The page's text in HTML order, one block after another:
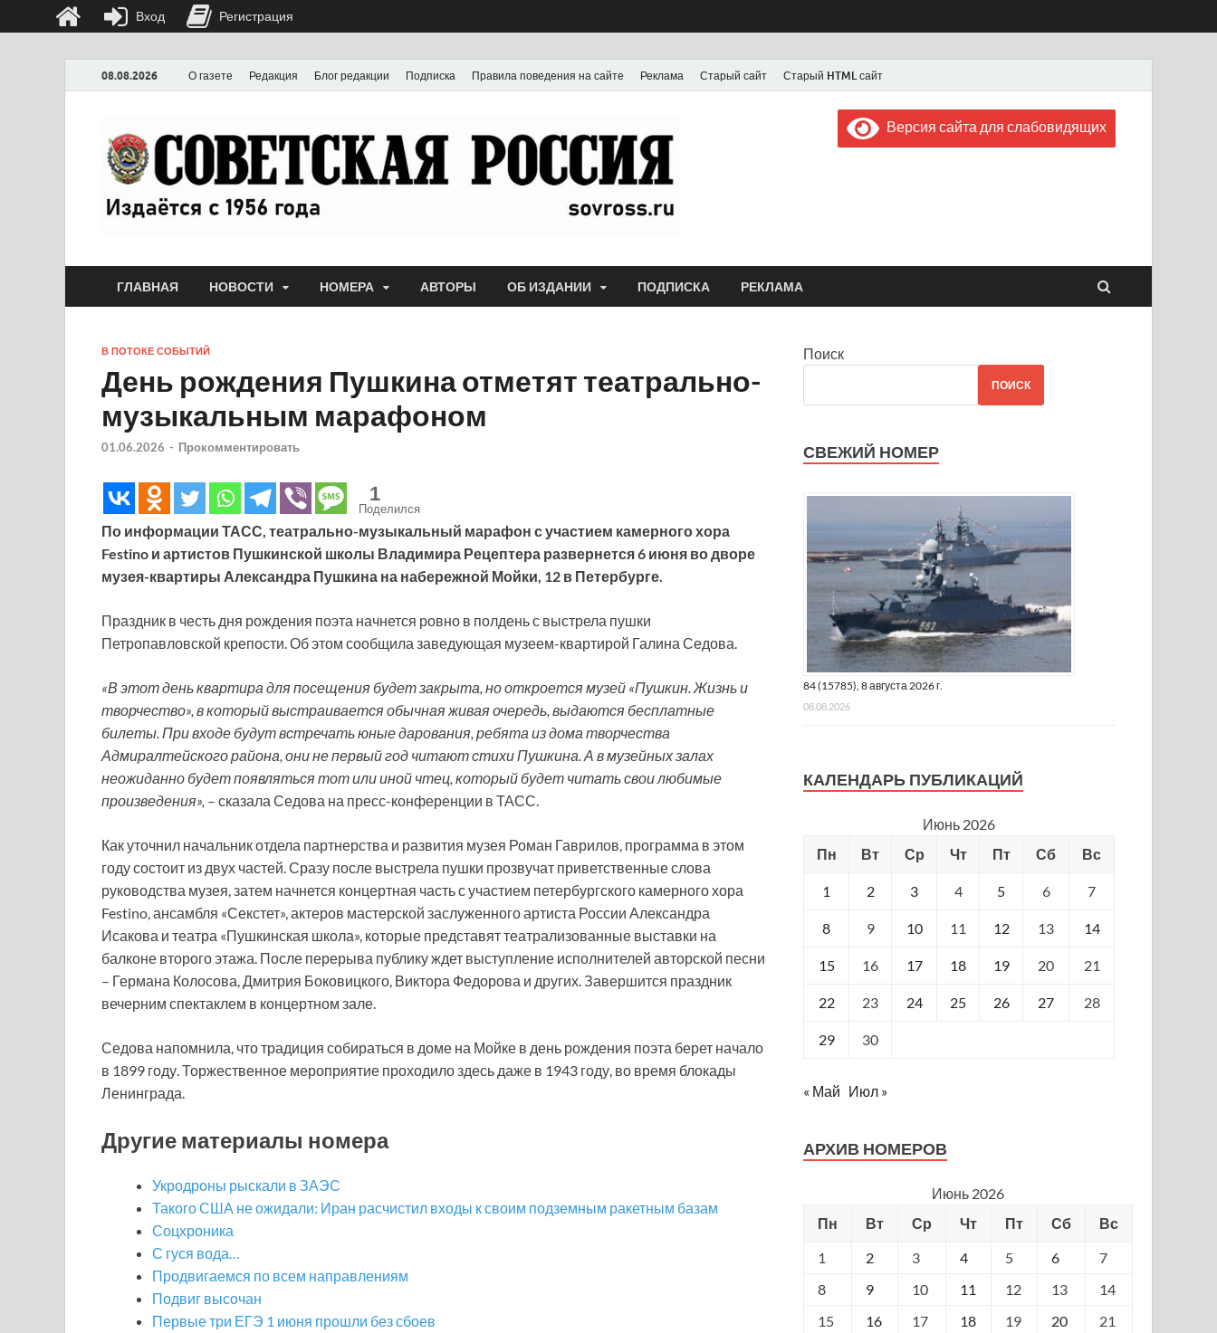
08.08.2026 О газете Редакция Блог редакции Подписка Правила поведения на сайте Реклама Старый сайт Старый HTML сайт
Газета "Советская Россия"
Выпускается с июля 1956 года
Версия сайта для слабовидящих
ГЛАВНАЯ НОВОСТИ НОМЕРА АВТОРЫ ОБ ИЗДАНИИ ПОДПИСКА РЕКЛАМА
В ПОТОКЕ СОБЫТИЙ
День рождения Пушкина отметят театрально-
музыкальным марафоном
01.06.2026 - Прокомментировать
1
Поделился
По информации ТАСС, театрально-музыкальный марафон с участием камерного хора
Festino и артистов Пушкинской школы Владимира Рецептера развернется 6 июня во дворе
музея-квартиры Александра Пушкина на набережной Мойки, 12 в Петербурге.
Праздник в честь дня рождения поэта начнется ровно в полдень с выстрела пушки
Петропавловской крепости. Об этом сообщила заведующая музеем-квартирой Галина Седова.
«В этот день квартира для посещения будет закрыта, но откроется музей «Пушкин. Жизнь и
творчество», в который выстраивается обычная живая очередь, выдаются бесплатные
билеты. При входе будут встречать юные дарования, ребята из дома творчества
Адмиралтейского района, они не первый год читают стихи Пушкина. А в музейных залах
неожиданно будет появляться тот или иной чтец, который будет читать свои любимые
произведения», – сказала Седова на пресс-конференции в ТАСС.
Как уточнил начальник отдела партнерства и развития музея Роман Гаврилов, программа в этом
году состоит из двух частей. Сразу после выстрела пушки прозвучат приветственные слова
руководства музея, затем начнется концертная часть с участием петербургского камерного хора
Festino, ансамбля «Секстет», актеров мастерской заслуженного артиста России Александра
Исакова и театра «Пушкинская школа», которые представят театрализованные выставки на
балконе второго этажа. После перерыва публику ждет выступление исполнителей авторской песни
– Германа Колосова, Дмитрия Боковицкого, Виктора Федорова и других. Завершится праздник
вечерним спектаклем в концертном зале.
Седова напомнила, что традиция собираться в доме на Мойке в день рождения поэта берет начало
в 1899 году. Торжественное мероприятие проходило здесь даже в 1943 году, во время блокады
Ленинграда.
Другие материалы номера
Укродроны рыскали в ЗАЭС
Такого США не ожидали: Иран расчистил входы к своим подземным ракетным базам
Соцхроника
С гуся вода…
Продвигаемся по всем направлениям
Подвиг высочан
Первые три ЕГЭ 1 июня прошли без сбоев
Поиск
ПОИСК
СВЕЖИЙ НОМЕР
84 (15785), 8 августа 2026 г.
08.08.2026
КАЛЕНДАРЬ ПУБЛИКАЦИЙ
Июнь 2026
Пн
Вт Ср Чт Пт Сб Вс
1 2 3 4 5 6 7
8 9 10 11 12 13 14
15 16 17 18 19 20 21
22 23 24 25 26 27 28
29 30
« Май Июл »
АРХИВ НОМЕРОВ
Июнь 2026
Пн
Вт Ср Чт Пт Сб
Вс
1
2 3 4 5 6
7
8
9 10 11 12 13
14
15
16 17 18 19 20
21
Вход Регистрация